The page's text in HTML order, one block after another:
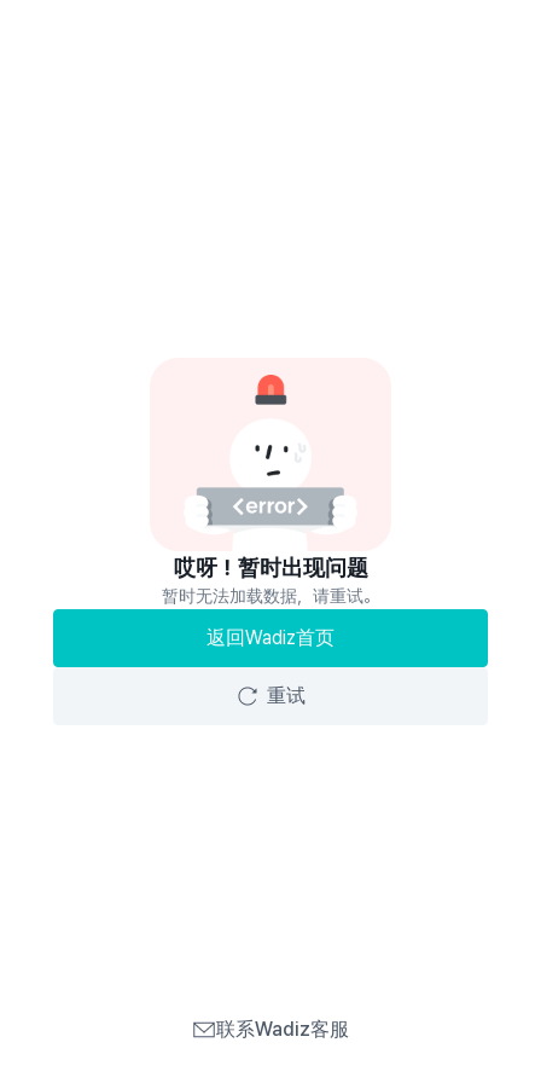
哎呀！暂时出现问题
暂时无法加载数据，请重试。
返回Wadiz首页
重试
联系Wadiz客服